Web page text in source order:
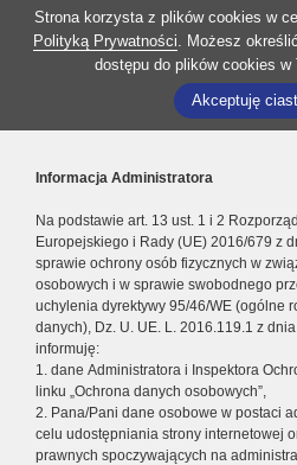
Strona korzysta z plików cookies w
Polityką Prywatności. Możesz
dostępu do plików cookies w
Akceptuję
Informacja Administratora
Na podstawie art. 13 ust. 1 i 2
Europejskiego i Rady (UE) 2016/679 z
sprawie ochrony osób fizycznych w
osobowych i w sprawie swobodnego
uchylenia dyrektywy 95/46/WE (ogólne
danych), Dz. U. UE. L. 2016.119.1 z
informuję:
1. dane Administratora i Inspektora
linku „Ochrona danych osobowych”,
2. Pana/Pani dane osobowe w postaci
celu udostępniania strony internetowej
prawnych spoczywających na